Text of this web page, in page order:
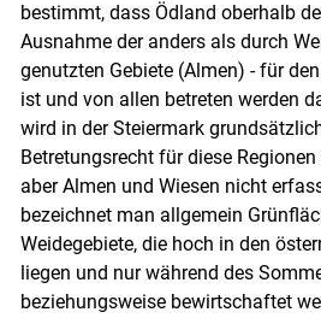
bestimmt, dass Ödland oberhalb
Ausnahme der anders als durch
genutzten Gebiete (Almen) - für
ist und von allen betreten werden
wird in der Steiermark
Betretungsrecht für diese
aber Almen und Wiesen nicht
bezeichnet man allgemein
Weidegebiete, die hoch in den
liegen und nur während des
beziehungsweise bewirtschaftet